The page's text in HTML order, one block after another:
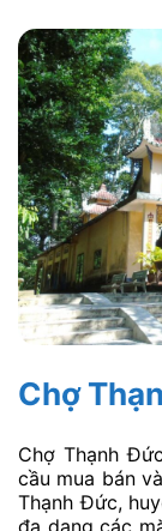
Chợ
Chợ Thạnh
cầu mua bán
Thạnh Đức,